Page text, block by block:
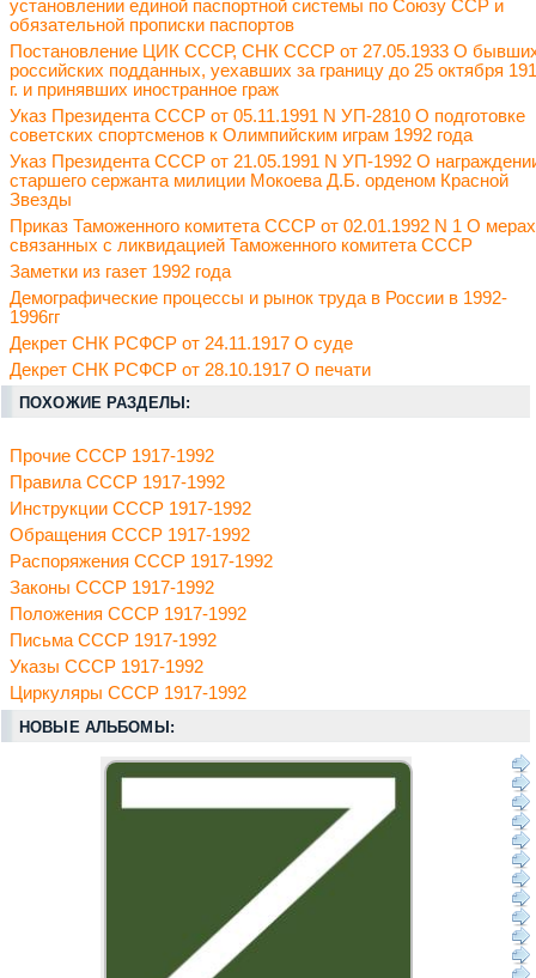
установлении единой паспортной системы по Союзу ССР и
обязательной прописки паспортов
Постановление ЦИК СССР, СНК СССР от 27.05.1933 О
российских подданных, уехавших за границу до 25 октября
г. и принявших иностранное граж
Указ Президента СССР от 05.11.1991 N УП-2810 О подготовке
советских спортсменов к Олимпийским играм 1992 года
Указ Президента СССР от 21.05.1991 N УП-1992 О
старшего сержанта милиции Мокоева Д.Б. орденом Красной
Звезды
Приказ Таможенного комитета СССР от 02.01.1992 N 1 О
связанных с ликвидацией Таможенного комитета СССР
Заметки из газет 1992 года
Демографические процессы и рынок труда в России в 1992-
1996гг
Декрет СНК РСФСР от 24.11.1917 О суде
Декрет СНК РСФСР от 28.10.1917 О печати
ПОХОЖИЕ РАЗДЕЛЫ:
Прочие СССР 1917-1992
Правила СССР 1917-1992
Инструкции СССР 1917-1992
Обращения СССР 1917-1992
Распоряжения СССР 1917-1992
Законы СССР 1917-1992
Положения СССР 1917-1992
Письма СССР 1917-1992
Указы СССР 1917-1992
Циркуляры СССР 1917-1992
НОВЫЕ АЛЬБОМЫ: